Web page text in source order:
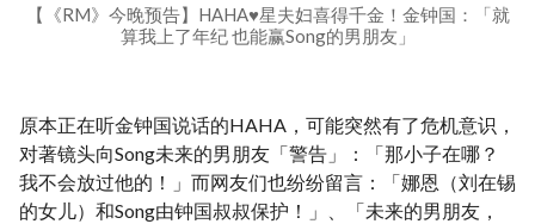
【《RM》今晚预告】HAHA♥星夫妇喜得千金！金钟国：「就
算我上了年纪 也能赢Song的男朋友」
原本正在听金钟国说话的HAHA，可能突然有了危机意识，
对著镜头向Song未来的男朋友「警告」：「那小子在哪？
我不会放过他的！」而网友们也纷纷留言：「娜恩（刘在锡
的女儿）和Song由钟国叔叔保护！」、「未来的男朋友，